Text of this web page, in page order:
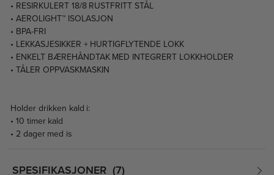
• RESIRKULERT 18/8 RUSTFRITT STÅL
• AEROLIGHT™ ISOLASJON
• BPA-FRI
• LEKKASJESIKKER + HURTIGFLYTENDE LOKK
• ENKELT BÆREHÅNDTAK MED INTEGRERT LOKKHOLDER
• TÅLER OPPVASKMASKIN
Holder drikken kald i:
• 10 timer kald
• 2 dager med is
SPESIFIKASJONER 7